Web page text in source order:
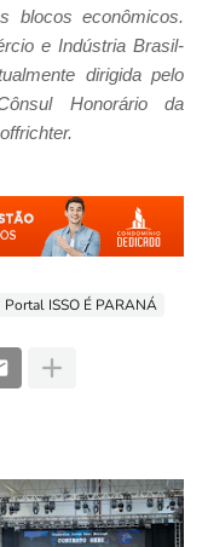
blocos econômicos.
e Indústria Brasil-
dirigida pelo
Honorário da
Portal ISSO É PARANÁ